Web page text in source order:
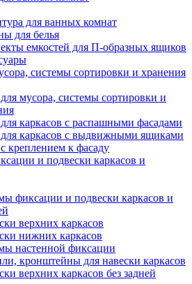
для ванных комнат
для белья
емкостей для П-образных ящиков
системы сортировки и хранения
мусора, системы сортировки и
каркасов с распашными фасадами
каркасов с выдвижными ящиками
креплением к фасаду
и подвески каркасов и
фиксации и подвески каркасов и
верхних каркасов
нижних каркасов
настенной фиксации
кронштейны для навески каркасов
верхних каркасов без задней